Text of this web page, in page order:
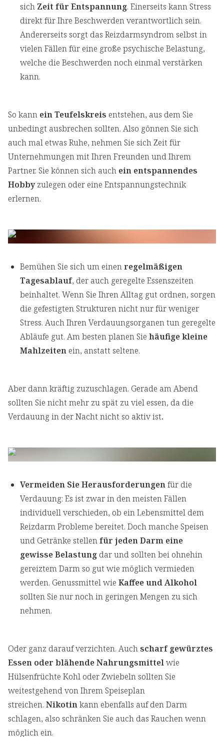
sich Zeit für Entspannung. Einerseits kann Stress
direkt für Ihre Beschwerden verantwortlich sein.
Andererseits sorgt das Reizdarmsyndrom selbst in
vielen Fällen für eine große psychische Belastung,
welche die Beschwerden noch einmal verstärken
kann.
So kann ein Teufelskreis entstehen, aus dem Sie
unbedingt ausbrechen sollten. Also gönnen Sie sich
auch mal etwas Ruhe, nehmen Sie sich Zeit für
Unternehmungen mit Ihren Freunden und Ihrem
Partner. Sie können sich auch ein entspannendes
Hobbyzulegen oder eine Entspannungstechnik
erlernen.
Bemühen Sie sich um einenregelmäßigen
Tagesablauf, der auch geregelte Essenszeiten
beinhaltet. Wenn Sie Ihren Alltag gut ordnen, sorgen
die gefestigten Strukturen nicht nur für weniger
Stress. Auch Ihren Verdauungsorganen tun geregelte
Abläufe gut. Am besten planen Sie häufige kleine
Mahlzeiten ein, anstatt seltene.
Aber dann kräftig zuzuschlagen. Gerade am Abend
sollten Sie nicht mehr zu spät zu viel essen, da die
Verdauung in der Nacht nicht so aktiv ist.
Vermeiden Sie Herausforderungenfür die
Verdauung: Es ist zwar in den meisten Fällen
individuell verschieden, ob ein Lebensmittel dem
Reizdarm Probleme bereitet. Doch manche Speisen
und Getränke stellenfür jeden Darm eine
gewisse Belastung dar und sollten bei ohnehin
gereiztem Darm so gut wie möglich vermieden
werden. Genussmittel wie Kaffee und Alkohol
sollten Sie nur noch in geringen Mengen zu sich
nehmen.
Oder ganz darauf verzichten. Auchscharf gewürztes
Essen oder blähende Nahrungsmittelwie
Hülsenfrüchte Kohl oder Zwiebeln sollten Sie
weitestgehend von Ihrem Speiseplan
streichen. Nikotinkann ebenfalls auf den Darm
schlagen, also schränken Sie auch das Rauchen wenn
möglich ein.